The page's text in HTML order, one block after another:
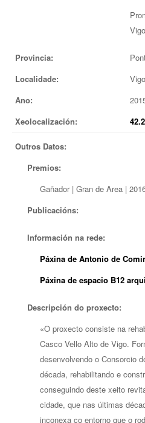
Vigo
Provincia:
Localidade:
Vigo
Ano:
Xeolocalización:
Outros Datos:
Premios:
Gañador | Gran de Area |
Publicacións:
Información na rede:
Páxina de Antonio de
Páxina de espacio B12
Descripción do proxecto:
«O proxecto consiste na
Casco Vello Alto de Vigo.
desenvolvendo o Consorcio
década, rehabilitando e
conseguindo deste xeito
cidade, que nas últimas
inconexa co entorno que o